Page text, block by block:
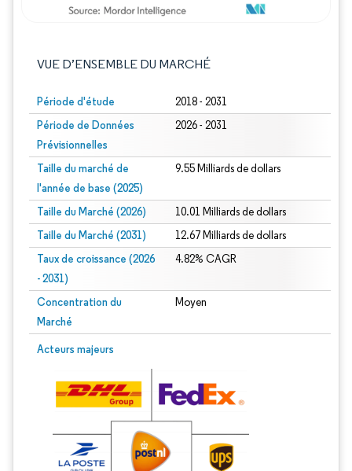
VUE D’ENSEMBLE DU MARCHÉ
Période d'étude 2018 - 2031
Période de Données
Prévisionnelles
2026 - 2031
Taille du marché de
l'année de base (2025)
9.55 Milliards de dollars
Taille du Marché (2026) 10.01 Milliards de dollars
Taille du Marché (2031) 12.67 Milliards de dollars
Taux de croissance (2026
- 2031)
4.82% CAGR
Concentration du
Marché
Moyen
Acteurs majeurs
Image © Mordor Intelligence. La réutilisation nécessite une attribution sous CC